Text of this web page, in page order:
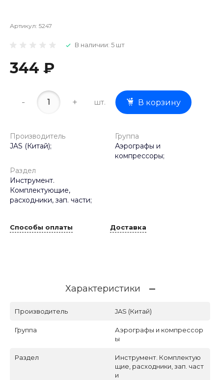
Артикул: 5247
В наличии: 5 шт
344 ₽
- + шт. В корзину
Производитель
JAS (Китай);
Группа
Аэрографы и
компрессоры;
Раздел
Инструмент.
Комплектующие,
расходники, зап. части;
Способы оплаты Доставка
Характеристики
Производитель JAS (Китай)
Группа
Аэрографы и компрессор
ы
Раздел
Инструмент. Комплектую
щие, расходники, зап. част
и